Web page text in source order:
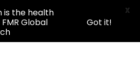
is the health
Global
Got it!
X